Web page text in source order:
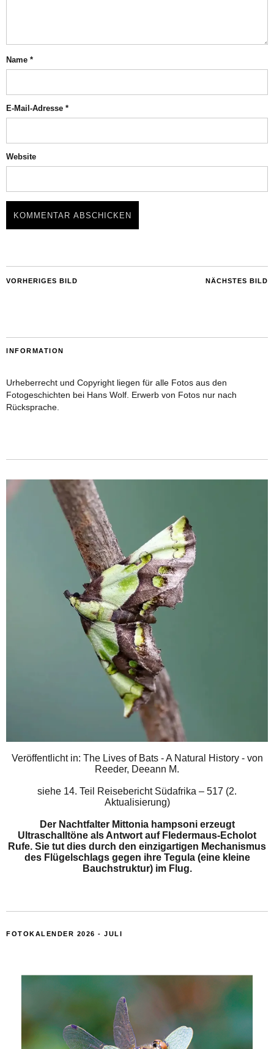
Name *
E-Mail-Adresse *
Website
NÄCHSTES BILD
VORHERIGES BILD
INFORMATION
Urheberrecht und Copyright liegen für alle Fotos aus den
Fotogeschichten bei Hans Wolf. Erwerb von Fotos nur nach
Rücksprache.
Veröffentlicht in: The Lives of Bats - A Natural History - von
Reeder, Deeann M.
siehe 14. Teil Reisebericht Südafrika – 517 (2.
Aktualisierung)
Der Nachtfalter Mittonia hampsoni erzeugt
Ultraschalltöne als Antwort auf Fledermaus-Echolot
Rufe. Sie tut dies durch den einzigartigen Mechanismus
des Flügelschlags gegen ihre Tegula (eine kleine
Bauchstruktur) im Flug.
FOTOKALENDER 2026 - JULI